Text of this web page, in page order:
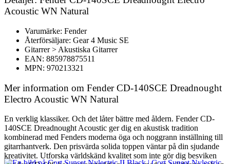
Acoustic WN Natural
Varumärke: Fender
Återförsäljare: Gear 4 Music SE
Gitarrer > Akustiska Gitarrer
EAN: 885978875511
MPN: 970213321
Mer information om Fender CD-140SCE Dreadnought
Electro Acoustic WN Natural
En verklig klassiker. Och det låter bättre med åldern. Fender CD-
140SCE Dreadnought Acoustic ger dig en akustisk tradition
kombinerad med Fenders moderna öga och noggrann inställning till
gitarrhantverk. Den prisvärda solida toppen väntar på din sjudande
kreativitet. Utforska världskänd kvalitet som inte gör dig besviken